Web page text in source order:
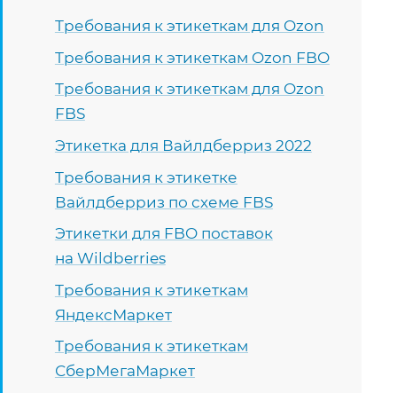
Требования к этикеткам для Ozon
Требования к этикеткам Ozon FBO
Требования к этикеткам для Ozon
FBS
Этикетка для Вайлдберриз 2022
Требования к этикетке
Вайлдберриз по схеме FBS
Этикетки для FBO поставок
на Wildberries
Требования к этикеткам
ЯндексМаркет
Требования к этикеткам
СберМегаМаркет